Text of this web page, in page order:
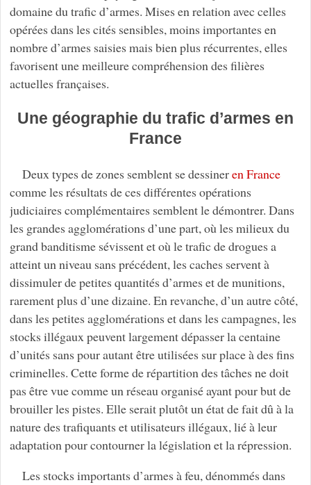
domaine du trafic d’armes. Mises en relation avec celles
opérées dans les cités sensibles, moins importantes en
nombre d’armes saisies mais bien plus récurrentes, elles
favorisent une meilleure compréhension des filières
actuelles françaises.
Une géographie du trafic d’armes en
France
Deux types de zones semblent se dessineren France
comme les résultats de ces différentes opérations
judiciaires complémentaires semblent le démontrer. Dans
les grandes agglomérations d’une part, où les milieux du
grand banditisme sévissent et où le trafic de drogues a
atteint un niveau sans précédent, les caches servent à
dissimuler de petites quantités d’armes et de munitions,
rarement plus d’une dizaine. En revanche, d’un autre côté,
dans les petites agglomérations et dans les campagnes, les
stocks illégaux peuvent largement dépasser la centaine
d’unités sans pour autant être utilisées sur place à des fins
criminelles. Cette forme de répartition des tâches ne doit
pas être vue comme un réseau organisé ayant pour but de
brouiller les pistes. Elle serait plutôt un état de fait dû à la
nature des trafiquants et utilisateurs illégaux, lié à leur
adaptation pour contourner la législation et la répression.
Les stocks importants d’armes à feu, dénommés dans